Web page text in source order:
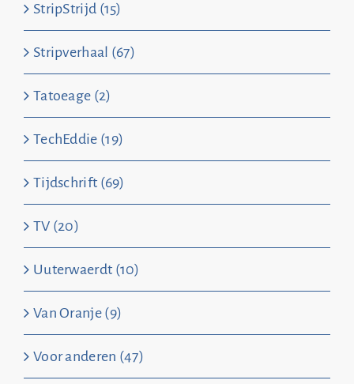
StripStrijd (15)
Stripverhaal (67)
Tatoeage (2)
TechEddie (19)
Tijdschrift (69)
TV (20)
Uuterwaerdt (10)
Van Oranje (9)
Voor anderen (47)